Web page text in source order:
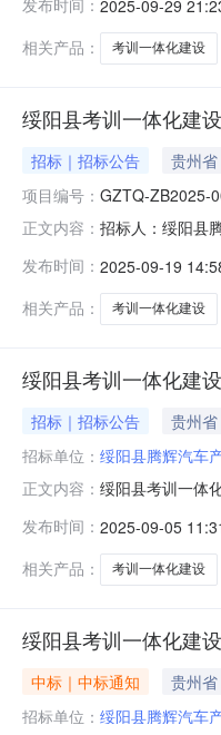
目（监理）中标
发布时间： 2025-09-29
相关产品：
考训一体化建设
绥阳县考训一体化建
招标｜招标公告 贵州
项目编号： GZTQ-ZB2025-
正文内容： 招标人：绥阳县
00分（北京时间
发布时间： 2025-09-19
相关产品：
考训一体化建设
绥阳县考训一体化建
招标｜招标公告 贵州
招标单位： 绥阳县腾辉汽车
正文内容： 绥阳县考训一体
备招标条件，现
发布时间： 2025-09-05
相关产品：
考训一体化建设
绥阳县考训一体化建
中标｜中标通知 贵州
招标单位： 绥阳县腾辉汽车